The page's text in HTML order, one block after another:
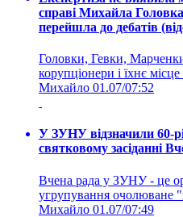
справі Михайла
перейшла до дебатів
Головки, Гевки, Марченки
корупціонери і їхнє
Михайло 01.07/07:52
У ЗУНУ відзначили 60-
святковому засіданні
Вчена рада у ЗУНУ - це
угрупування
Михайло 01.07/07:49